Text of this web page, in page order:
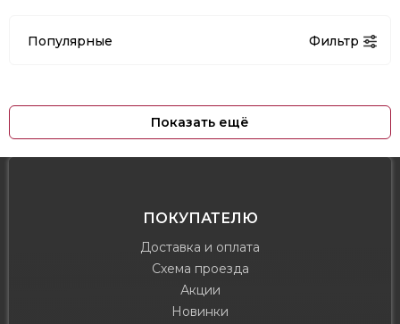
Популярные Фильтр
Показать ещё
ПОКУПАТЕЛЮ
Доставка и оплата
Схема проезда
Акции
Новинки